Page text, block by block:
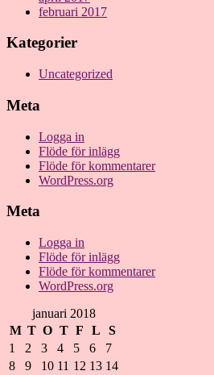
februari 2017
Kategorier
Uncategorized
Meta
Logga in
Flöde för inlägg
Flöde för kommentarer
WordPress.org
Meta
Logga in
Flöde för inlägg
Flöde för kommentarer
WordPress.org
januari 2018
M T O T F L
S
1
2 3 4 5 6
7
8
9 10 11 12 13 14